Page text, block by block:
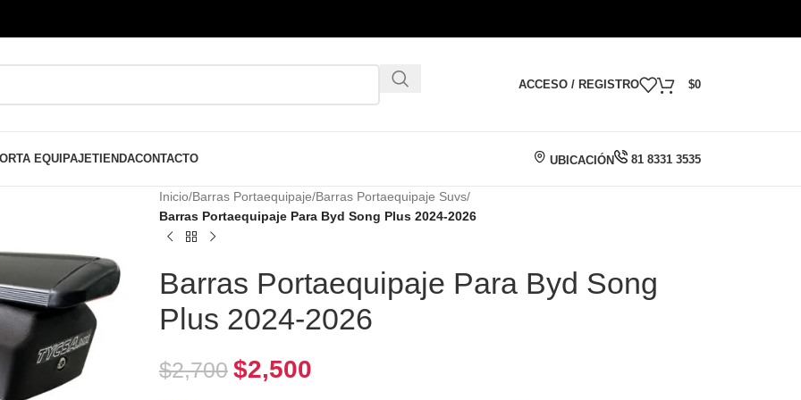
ACCESO / REGISTRO $0
EQUIPAJETIENDACONTACTO UBICACIÓN 81 8331 3535
Inicio/Barras Portaequipaje/Barras Portaequipaje Suvs/
Barras Portaequipaje Para Byd Song Plus 2024-2026
Barras Portaequipaje Para Byd Song
Plus 2024-2026
$2,700 $2,500